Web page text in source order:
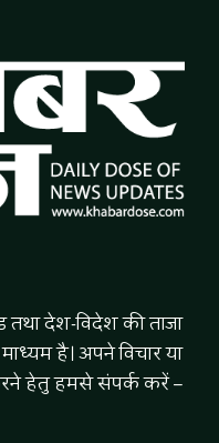
तथा देश-विदेश की ताजा
है। अपने विचार या
हेतु हमसे संपर्क करें –